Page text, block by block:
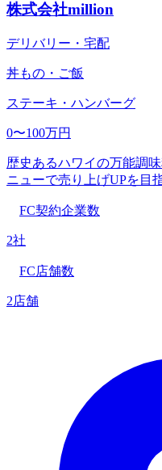
株式会社million
デリバリー・宅配
丼もの・ご飯
ステーキ・ハンバーグ
0〜100万円
歴史あるハワイの万能調
ニューで売り上げUPを目
FC契約企業数
2社
FC店舗数
2店舗